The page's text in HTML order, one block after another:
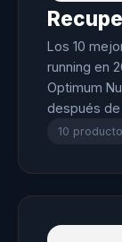
Los 10
running en
Optimum
después
10